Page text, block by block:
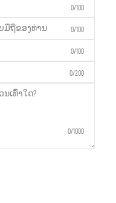
0/100
0/100
0/100
0/200
0/1000